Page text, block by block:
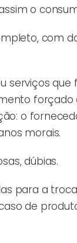
o
com
serviços
o
morais.
dúbias.
para a
de